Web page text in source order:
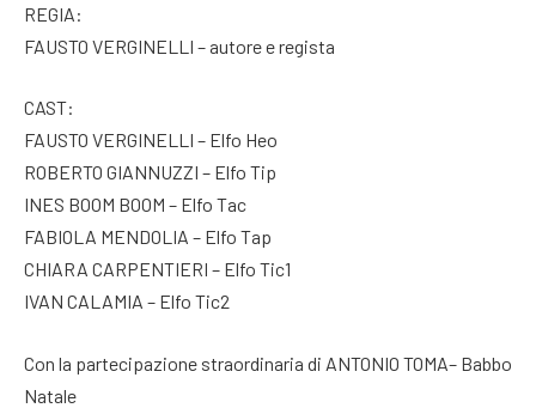
REGIA:
FAUSTO VERGINELLI – autore e regista
CAST:
FAUSTO VERGINELLI – Elfo Heo
ROBERTO GIANNUZZI – Elfo Tip
INES BOOM BOOM – Elfo Tac
FABIOLA MENDOLIA – Elfo Tap
CHIARA CARPENTIERI – Elfo Tic1
IVAN CALAMIA – Elfo Tic2
Con la partecipazione straordinaria di ANTONIO TOMA– Babbo
Natale